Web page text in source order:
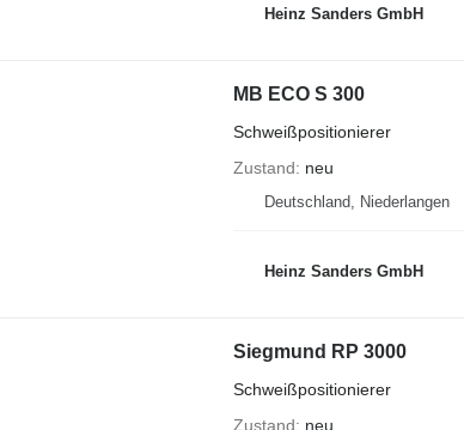
Heinz Sanders GmbH
MB ECO S 300
Schweißpositionierer
Zustand
neu
Deutschland, Niederlangen
Heinz Sanders GmbH
Siegmund RP 3000
Schweißpositionierer
Zustand
neu